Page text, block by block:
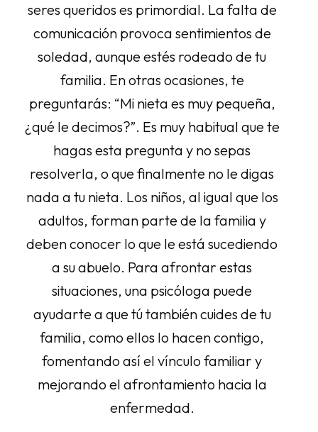
seres queridos es primordial. La falta de
comunicación provoca sentimientos de
soledad, aunque estés rodeado de tu
familia. En otras ocasiones, te
preguntarás: “Mi nieta es muy pequeña,
¿qué le decimos?”. Es muy habitual que te
hagas esta pregunta y no sepas
resolverla, o que finalmente no le digas
nada a tu nieta. Los niños, al igual que los
adultos, forman parte de la familia y
deben conocer lo que le está sucediendo
a su abuelo. Para afrontar estas
situaciones, una psicóloga puede
ayudarte a que tú también cuides de tu
familia, como ellos lo hacen contigo,
fomentando así el vínculo familiar y
mejorando el afrontamiento hacia la
enfermedad.